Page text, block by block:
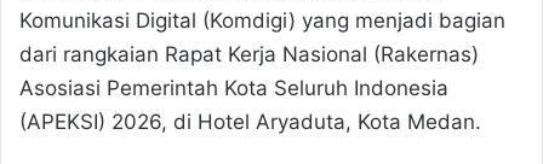
Komunikasi Digital (Komdigi) yang menjadi bagian
dari rangkaian Rapat Kerja Nasional (Rakernas)
Asosiasi Pemerintah Kota Seluruh Indonesia
(APEKSI) 2026, di Hotel Aryaduta, Kota Medan.